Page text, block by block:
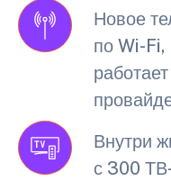
Новое
по Wi-
Внутри
с 300